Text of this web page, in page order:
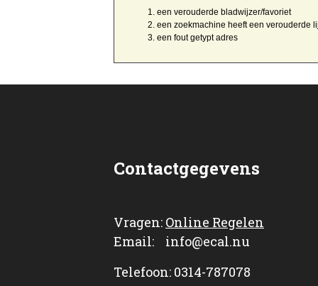
een verouderde bladwijzer/favoriet
een zoekmachine heeft een verouderde
een fout getyptadres
Contactgegevens
Vragen: Online Regelen
Email: info@ecal.nu
Telefoon: 0314-787078